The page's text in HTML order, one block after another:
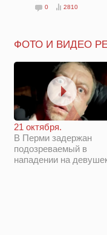
0 2810
ФОТО И ВИДЕО
21 октября.
В Перми задержан
подозреваемый в
нападении на